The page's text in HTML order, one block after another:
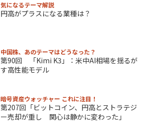
気になるテーマ解説
円高がプラスになる業種は？
中国株、あのテーマはどうなった？
第90回 「Kimi K3」：米中AI相場を揺るが
す高性能モデル
暗号資産ウォッチャー これに注目！
第207回「ビットコイン、円高とストラテジ
ー売却が重し 関心は静かに変わった」